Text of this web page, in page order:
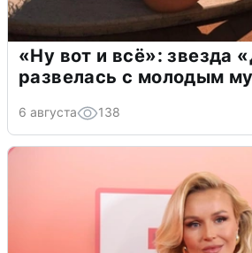
«Ну вот и всё»: звезда
развелась с молодым
6 августа 138